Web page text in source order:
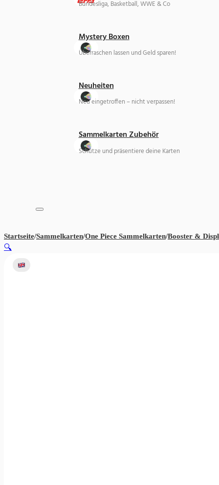
Bundesliga, Basketball, WWE & Co
Mystery Boxen
Überraschen lassen und Geld sparen!
Neuheiten
Neu eingetroffen – nicht verpassen!
Sammelkarten Zubehör
Schütze und präsentiere deine Karten
Startseite/Sammelkarten/One Piece Sammelkarten/Booster &
🔍